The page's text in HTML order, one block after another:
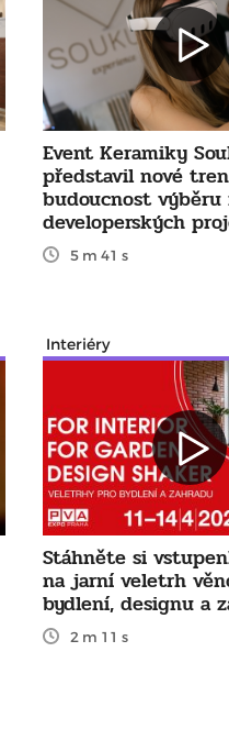
Event Keramiky
představil nové
budoucnost
developerských
5 m 41 s
Interiéry
Stáhněte si
na jarní veletrh
bydlení, designu a
2 m 11 s